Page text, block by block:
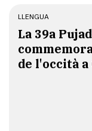
LLENGUA
​La 39a
de l'occità